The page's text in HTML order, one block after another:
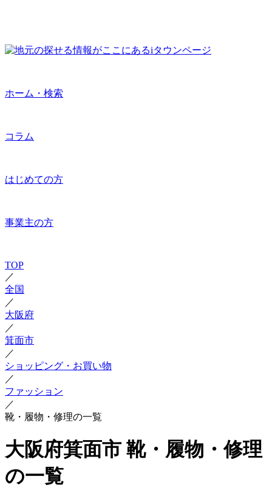
ホーム・検索
コラム
はじめての方
事業主の方
TOP
／
全国
／
大阪府
／
箕面市
／
ショッピング・お買い物
／
ファッション
／
靴・履物・修理の一覧
大阪府箕面市 靴・履物・修理
の一覧